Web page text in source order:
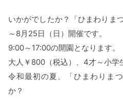
いかがでしたか？「ひまわりま
～8月25日（日）開催です。
9:00～17:00の開園となります。
大人￥800（税込）、4才～小学
令和最初の夏、「ひまわりま
か？